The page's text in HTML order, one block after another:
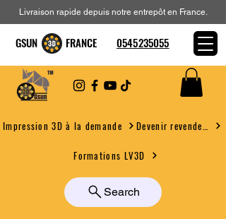
Impression 3D à la demande
Formations LV3D
Search
Livraison rapide depuis notre entrepôt en France.
GSUN FRANCE 0545235055